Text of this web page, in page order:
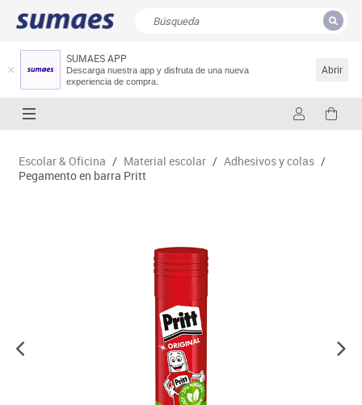
SUMAES APP
Descarga nuestra app y disfruta de una nueva
experiencia de compra.
Abrir
Resultados de la búsqueda
Escolar & Oficina / Material escolar / Adhesivos y colas /
Pegamento en barra Pritt